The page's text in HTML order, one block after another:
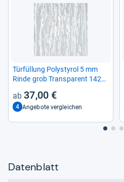
Tür­fül­lung Poly­sty­rol 5 mm
Rinde grob Trans­pa­rent 1420
37,00 €
4 Angebote vergleichen
Datenblatt